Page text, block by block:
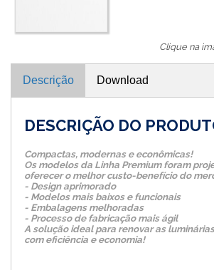
Clique na
Descrição Download
DESCRIÇÃO DO
Compactas, modernas e econômicas!
Os modelos da Linha Premium foram
oferecer o melhor custo-benefício do
- Design aprimorado
- Modelos mais baixos e funcionais
- Embalagens melhoradas
- Processo de fabricação mais ágil
A solução ideal para renovar as
com eficiência e economia!